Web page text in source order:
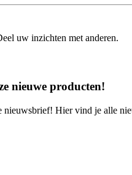
uw inzichten met anderen.
nieuwe producten!
Hier vind je alle